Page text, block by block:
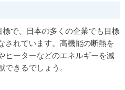
で、日本の多くの企業でも目標
されています。高機能の断熱を
ヒーターなどのエネルギーを減
できるでしょう。